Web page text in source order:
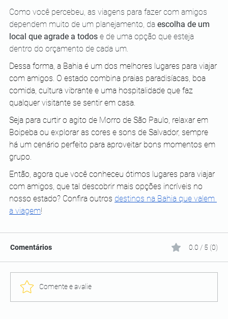
Como você percebeu, as viagens para fazer com amigos
dependem muito de um planejamento, da escolha de um
local que agrade a todos e de uma opção que esteja
dentro do orçamento de cada um.
Dessa forma, a Bahia é um dos melhores lugares para viajar
com amigos. O estado combina praias paradisíacas, boa
comida, cultura vibrante e uma hospitalidade que faz
qualquer visitante se sentir em casa.
Seja para curtir o agito de Morro de São Paulo, relaxar em
Boipeba ou explorar as cores e sons de Salvador, sempre
há um cenário perfeito para aproveitar bons momentos em
grupo.
Então, agora que você conheceu ótimos lugares para viajar
com amigos, que tal descobrir mais opções incríveis no
nosso estado? Confira outros destinos na Bahia que valem
a viagem!
Comentários 0.0 / 5 (0)
Comente e avalie